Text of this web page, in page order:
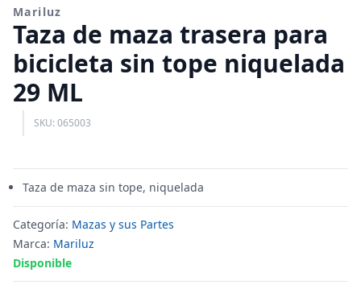
Mariluz
Taza de maza trasera para
bicicleta sin tope niquelada
29 ML
SKU: 065003
Taza de maza sin tope, niquelada
Categoría: Mazas y sus Partes
Marca: Mariluz
Disponible